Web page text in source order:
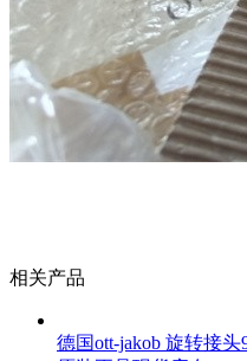
相关产品
德国ott-jakob 旋转接